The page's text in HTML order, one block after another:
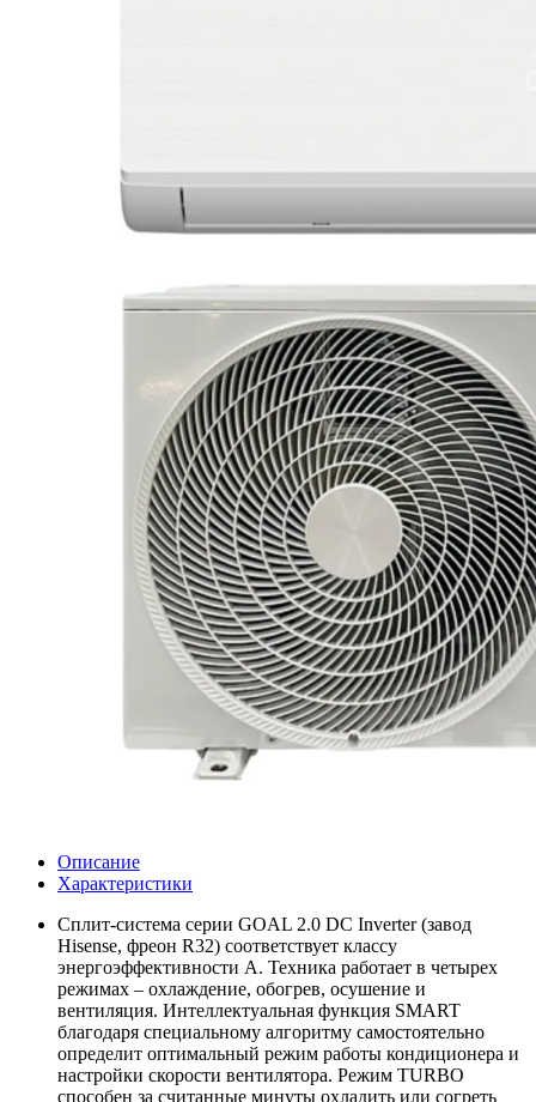
Описание
Характеристики
Сплит-система серии GOAL 2.0 DC Inverter (завод
Hisense, фреон R32) соответствует классу
энергоэффективности А. Техника работает в четырех
режимах – охлаждение, обогрев, осушение и
вентиляция. Интеллектуальная функция SMART
благодаря специальному алгоритму самостоятельно
определит оптимальный режим работы кондиционера и
настройки скорости вентилятора. Режим TURBO
способен за считанные минуты охладить или согреть